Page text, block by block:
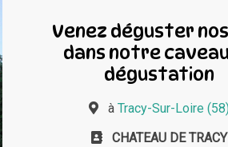
Venez déguster
dans notre
dégustation
àTracy-Sur-Loire
CHATEAU DE TRACY